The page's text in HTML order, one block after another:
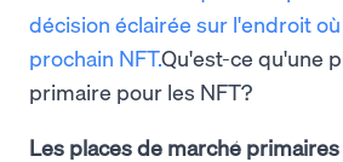
décision éclairée sur l'endroit
prochain NFT.Qu'est-ce qu'une
primaire pour les NFT?
Les places de marché